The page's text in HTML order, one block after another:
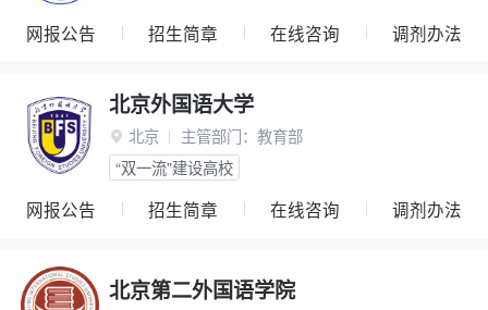
网报公告 招生简章 在线咨询 调剂办法
北京外国语大学
 北京 主管部门： 教育部
“双一流”建设高校
网报公告 招生简章 在线咨询 调剂办法
北京第二外国语学院